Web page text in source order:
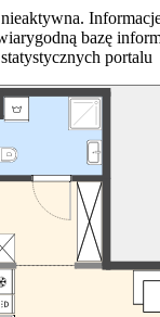
bazę
portalu